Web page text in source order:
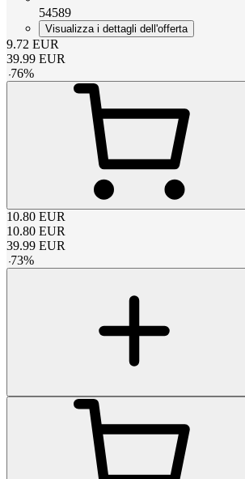
54589
Visualizza i dettagli dell'offerta
9.72 EUR
39.99 EUR
-76%
10.80 EUR
10.80 EUR
39.99 EUR
-73%